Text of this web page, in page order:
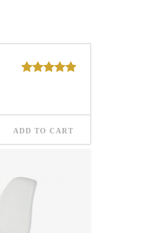
ADD TO CART